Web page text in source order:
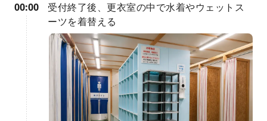
00:00
受付終了後、更衣室の中で水着やウェットス
ーツを着替える